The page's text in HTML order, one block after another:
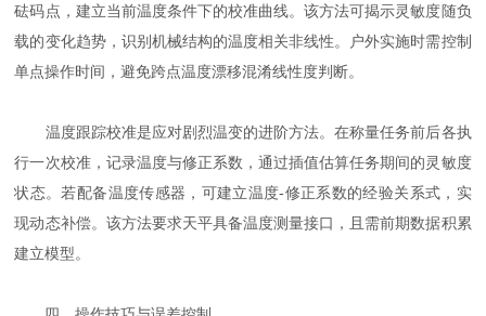
砝码点，建立当前温度条件下的校准曲线。该方法可揭示灵敏度随负
载的变化趋势，识别机械结构的温度相关非线性。户外实施时需控制
单点操作时间，避免跨点温度漂移混淆线性度判断。
温度跟踪校准是应对剧烈温变的进阶方法。在称量任务前后各执
行一次校准，记录温度与修正系数，通过插值估算任务期间的灵敏度
状态。若配备温度传感器，可建立温度-修正系数的经验关系式，实
现动态补偿。该方法要求天平具备温度测量接口，且需前期数据积累
建立模型。